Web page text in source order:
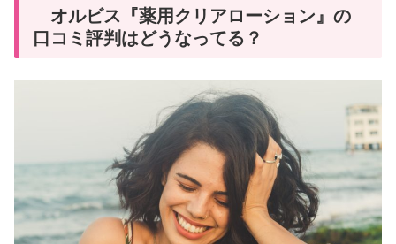
オルビス『薬用クリアローション』の
口コミ評判はどうなってる？